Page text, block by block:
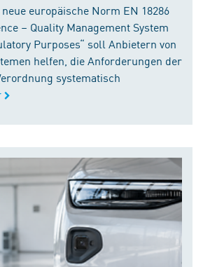
europäische Norm EN 18286
– Quality Management System
Purposes“ soll Anbietern von
helfen, die Anforderungen der
systematisch